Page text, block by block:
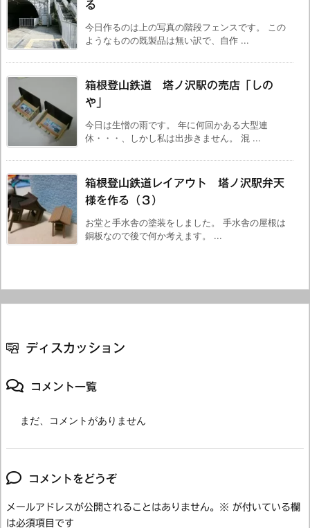
る
今日作るのは上の写真の階段フェンスです。 この
ようなものの既製品は無い訳で、自作 ...
箱根登山鉄道 塔ノ沢駅の売店「しの
や」
今日は生憎の雨です。 年に何回かある大型連
休・・・、しかし私は出歩きません。 混 ...
箱根登山鉄道レイアウト 塔ノ沢駅弁天
様を作る（３）
お堂と手水舎の塗装をしました。 手水舎の屋根は
銅板なので後で何か考えます。 ...
ディスカッション
コメント一覧
まだ、コメントがありません
コメントをどうぞ
メールアドレスが公開されることはありません。 ※ が付いている欄
は必須項目です